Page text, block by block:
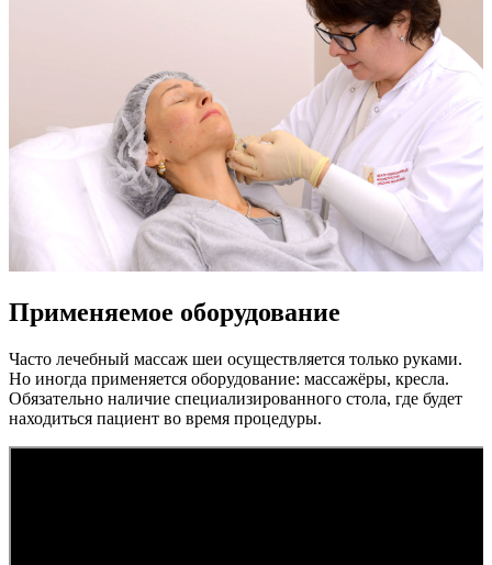
Применяемое оборудование
Часто лечебный массаж шеи осуществляется только руками.
Но иногда применяется оборудование: массажёры, кресла.
Обязательно наличие специализированного стола, где будет
находиться пациент во время процедуры.